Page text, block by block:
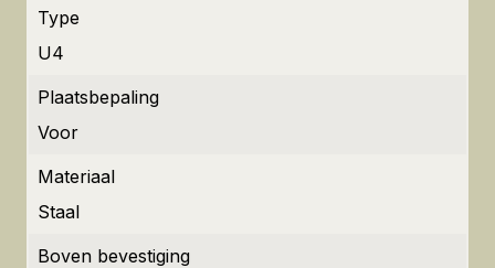
Type
U4
Plaatsbepaling
Voor
Materiaal
Staal
Boven bevestiging